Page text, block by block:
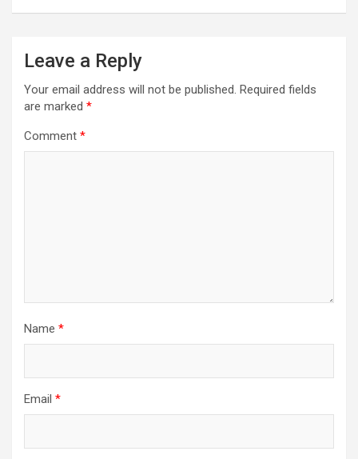
Leave a Reply
Your email address will not be published. Required fields
are marked *
Comment *
Name *
Email *